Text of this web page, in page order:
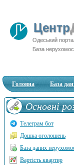
Центр
Одеський
База
Головна База
Основні
Телеграм бот
Дошка оголошень
База даних
Вартість квартир